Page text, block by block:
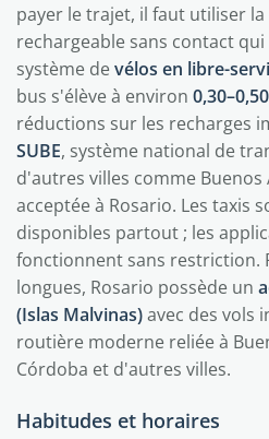
payer le trajet, il faut utiliser la
rechargeable sans contact
système devélos en libre-
bus s'élève à environ
réductions sur les recharges
SUBE, système national de
d'autres villes comme Buenos
acceptée à Rosario. Les taxis
disponibles partout ; les
fonctionnent sans restriction.
longues, Rosario possède un
(Islas Malvinas)avec des vols
routière moderne reliée à
Córdoba et d'autres villes.
Habitudes et horaires